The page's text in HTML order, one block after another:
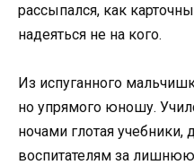
рассыпался, как
надеяться не на кого.
Из испуганного
но упрямого юношу.
ночами глотая
воспитателям за